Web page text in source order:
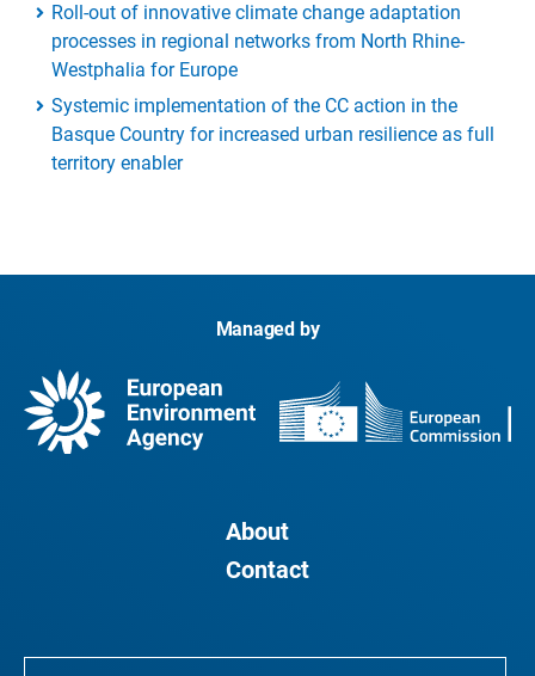
Roll-out of innovative climate change adaptation
processes in regional networks from North Rhine-
Westphalia for Europe
Systemic implementation of the CC action in the
Basque Country for increased urban resilience as full
territory enabler
Managed by
About
Contact